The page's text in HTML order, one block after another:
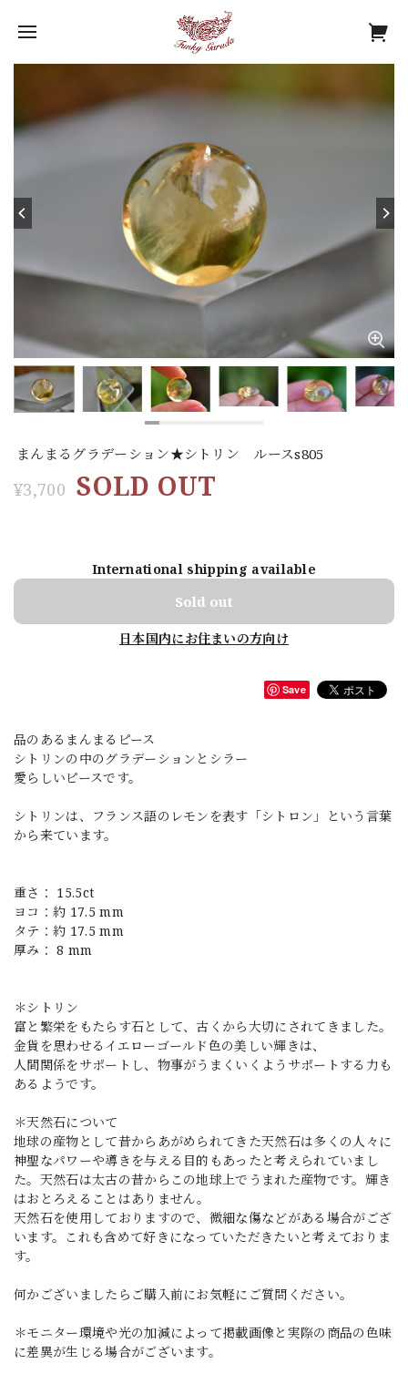
まんまるグラデーション★シトリン ルースs805
¥3,700 SOLD OUT
International shipping available
Sold out
日本国内にお住まいの方向け
Save
品のあるまんまるピース
シトリンの中のグラデーションとシラー
愛らしいピースです。
シトリンは、フランス語のレモンを表す「シトロン」という言葉
から来ています。
重さ： 15.5ct
ヨコ：約 17.5 mm
タテ：約 17.5 mm
厚み： 8 mm
＊シトリン
富と繁栄をもたらす石として、古くから大切にされてきました。
金貨を思わせるイエローゴールド色の美しい輝きは、
人間関係をサポートし、物事がうまくいくようサポートする力も
あるようです。
＊天然石について
地球の産物として昔からあがめられてきた天然石は多くの人々に
神聖なパワーや導きを与える目的もあったと考えられていまし
た。天然石は太古の昔からこの地球上でうまれた産物です。輝き
はおとろえることはありません。
天然石を使用しておりますので、微細な傷などがある場合がござ
います。これも含めて好きになっていただきたいと考えておりま
す。
何かございましたらご購入前にお気軽にご質問ください。
＊モニター環境や光の加減によって掲載画像と実際の商品の色味
に差異が生じる場合がございます。